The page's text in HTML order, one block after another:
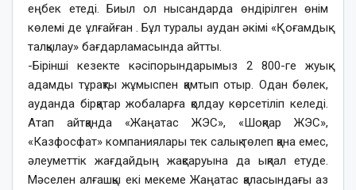
еңбек етеді. Биыл ол нысандарда өндірілген өнім
көлемі де ұлғайған . Бұл туралы аудан әкімі «Қоғамдық
талқылау» бағдарламасында айтты.
-Бірінші кезекте кәсіпорындарымыз 2 800-ге жуық
адамды тұрақты жұмыспен қамтып отыр. Одан бөлек,
ауданда бірқатар жобаларға қолдау көрсетіліп келеді.
Атап айтқанда «Жаңатас ЖЭС», «Шоқпар ЖЭС»,
«Казфосфат» компаниялары тек салық төлеп қана емес,
әлеуметтік жағдайдың жақсаруына да ықпал етуде.
Мәселен алғашқы екі мекеме Жаңатас қаласындағы аз